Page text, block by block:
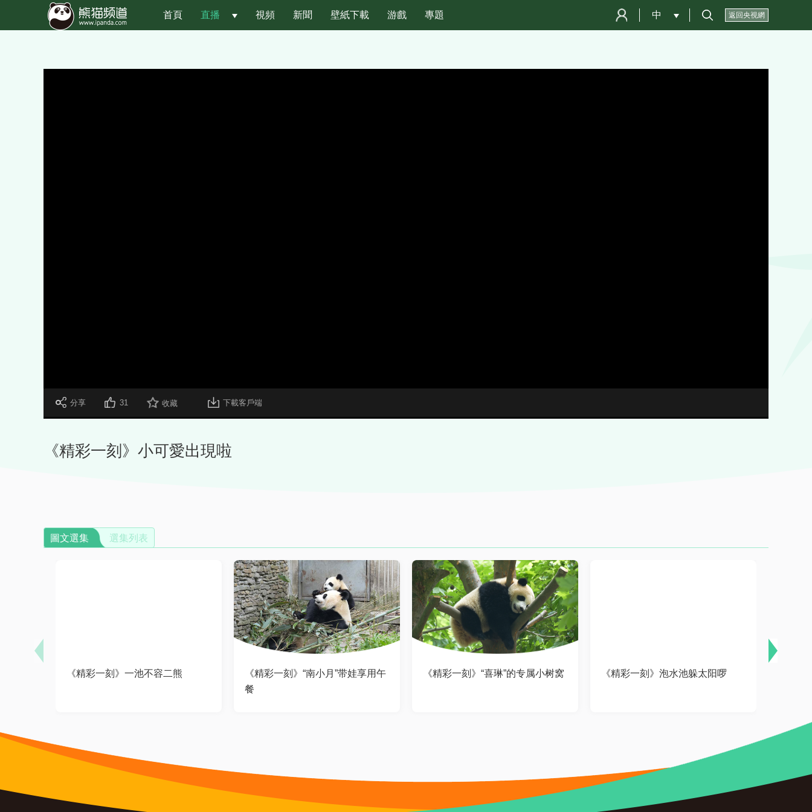
首頁 直播 視頻 新聞 壁紙下載 游戲 專題 返回央視網
中
分享 31 收藏 下載客戶端
《精彩一刻》小可愛出現啦
圖文選集 選集列表
《精彩一刻》一池不容二熊
《精彩一刻》“南小月”带娃享用午
餐
《精彩一刻》“喜琳”的专属小树窝 《精彩一刻》泡水池躲太阳啰